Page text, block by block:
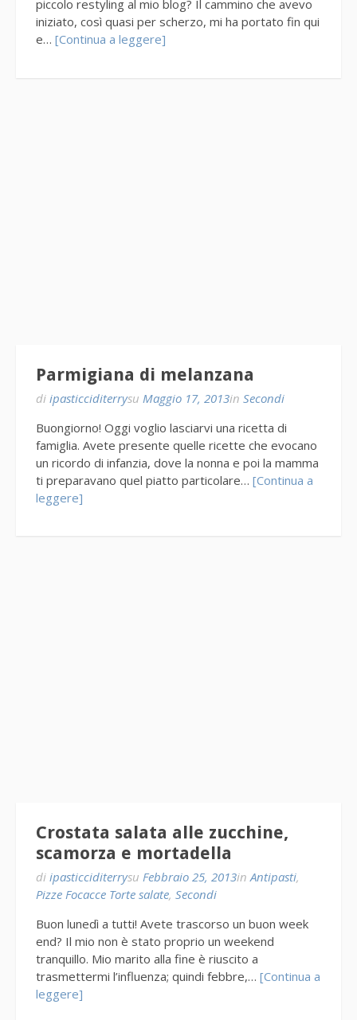
piccolo restyling al mio blog? Il cammino che avevo
iniziato, così quasi per scherzo, mi ha portato fin qui
e… [Continua a leggere]
Parmigiana di melanzana
di ipasticciditerrysu Maggio 17, 2013in Secondi
Buongiorno! Oggi voglio lasciarvi una ricetta di
famiglia. Avete presente quelle ricette che evocano
un ricordo di infanzia, dove la nonna e poi la mamma
ti preparavano quel piatto particolare… [Continua a
leggere]
Crostata salata alle zucchine,
scamorza e mortadella
di ipasticciditerrysu Febbraio 25, 2013in Antipasti
Pizze Focacce Torte salate Secondi
Buon lunedì a tutti! Avete trascorso un buon week
end? Il mio non è stato proprio un weekend
tranquillo. Mio marito alla fine è riuscito a
trasmettermi l’influenza; quindi febbre,… [Continua a
leggere]